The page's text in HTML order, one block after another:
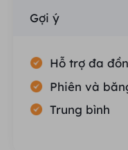
Gợi ý
Hỗ trợ đa
Phiên và
Trung bình